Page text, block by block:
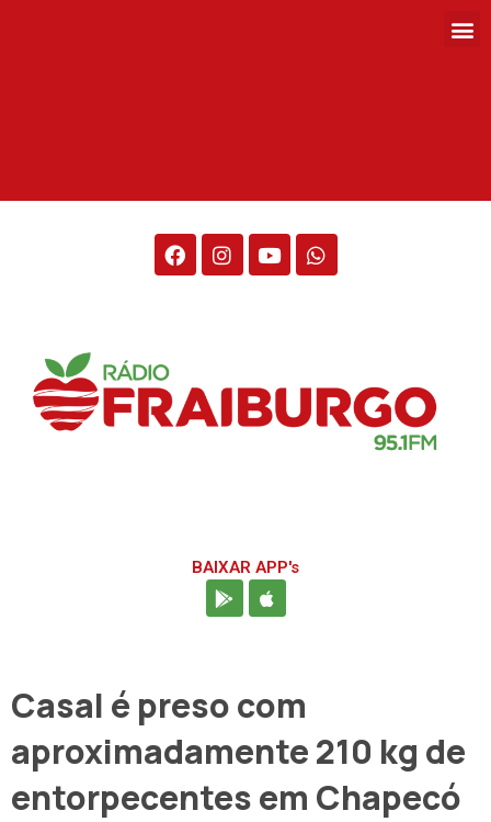
BAIXAR APP's
Casal é preso com
aproximadamente 210 kg de
entorpecentes em Chapecó